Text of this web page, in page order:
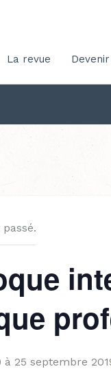
La revue
à 25 septembre